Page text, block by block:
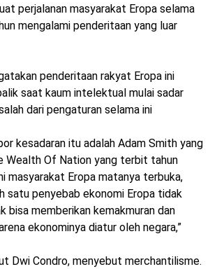
perjalanan masyarakat Eropa selama
mengalami penderitaan yang luar
penderitaan rakyat Eropa ini
saat kaum intelektual mulai sadar
dari pengaturan selama ini
kesadaran itu adalah Adam Smith yang
Wealth Of Nation yang terbit tahun
masyarakat Eropa matanya terbuka,
satu penyebab ekonomi Eropa tidak
bisa memberikan kemakmuran dan
ekonominya diatur oleh negara,”
Dwi Condro, menyebut merchantilisme.